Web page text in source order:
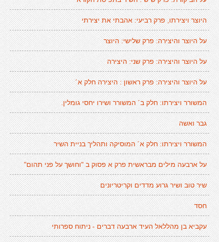
היוצר ויצירתו, פרק רביעי: אהבתי את יצירתי
על היוצר והיצירה: פרק שלישי: היוצר
על היוצר והיצירה: פרק שני: היצירה
על היוצר והיצירה: פרק ראשון : היצירה חלק א´
המשורר ויצירתו: חלק ב´ המשורר ושירו יחסי גומלין.
גבר ואשה
המשורר ויצירתו: חלק א´ המוסיקה ותהליך בניית השיר
על ארבעה מילים מבראשית פרק א פסוק ב "וחושך על פני תהום"
שיר טוב ושיר גרוע מדדים וקריטריונים
חסד
עקביא בן מהללאל העיד ארבעה דברים - ניתוח ספרותי